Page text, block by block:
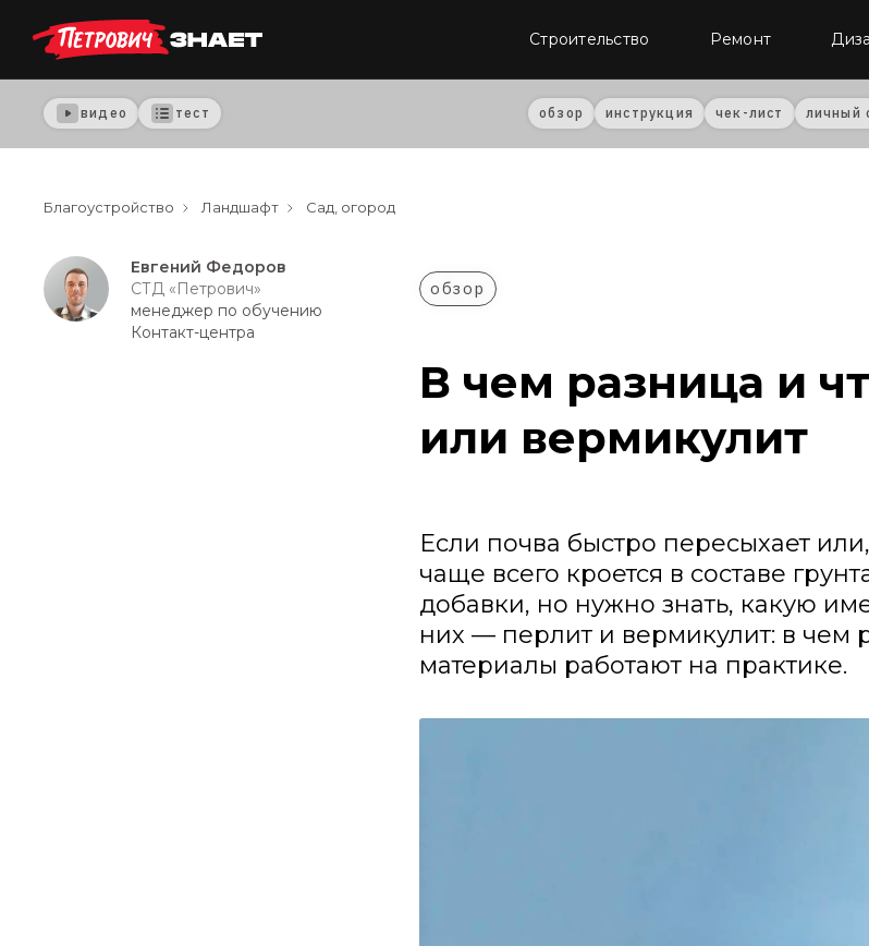
Строительство Ремонт
видео тест обзор инструкция чек-лист личный
Благоустройство Ландшафт Сад, огород
Евгений Федоров
СТД «Петрович»
менеджер по обучению
Контакт-центра
обзор
В чем разница и
или вермикулит
Если почва быстро пересыхает
чаще всего кроется в составе
добавки, но нужно знать, какую
них — перлит и вермикулит: в чем
материалы работают на практике.